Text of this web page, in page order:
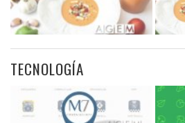
TECNOLOGÍA